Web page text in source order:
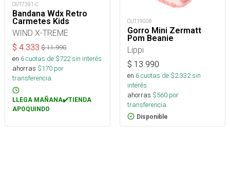
OUT7391-C
Bandana Wdx Retro
Carmetes Kids
WIND X-TREME
$ 4.333 $11.990
en 6cuotas de $722sin interés
ahorras $170 por
transferencia.
LLEGA MAÑANA✔️TIENDA
APOQUINDO
OUT19008
Gorro Mini Zermatt
Pom Beanie
Lippi
$ 13.990
en 6cuotas de $2.332sin
interés
ahorras $560 por
transferencia.
Disponible